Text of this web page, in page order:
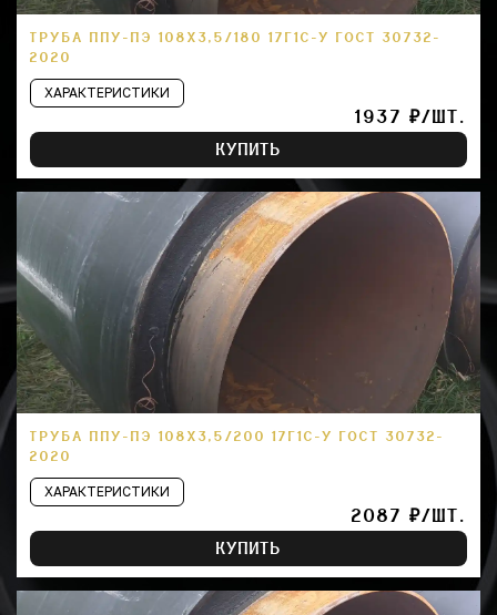
ТРУБА ППУ-ПЭ 108Х3,5/180 17Г1С-У ГОСТ 30732-
2020
ХАРАКТЕРИСТИКИ
1937 ₽/ШТ.
КУПИТЬ
ТРУБА ППУ-ПЭ 108Х3,5/200 17Г1С-У ГОСТ 30732-
2020
ХАРАКТЕРИСТИКИ
2087 ₽/ШТ.
КУПИТЬ